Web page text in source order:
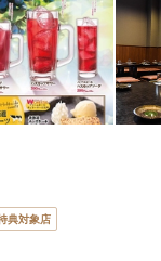
典対象店